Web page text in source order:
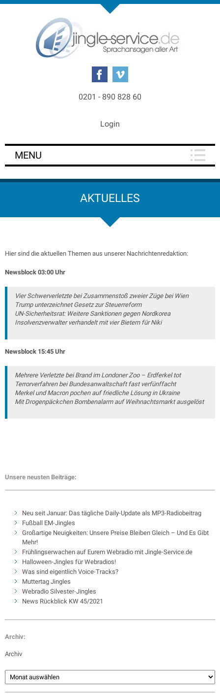
0201 - 890 828 60
Login
MENU
AKTUELLES
Hier sind die aktuellen Themen aus unserer Nachrichtenredaktion:
Newsblock 03:00 Uhr
Vier Schwerverletzte bei Zusammenstoß zweier Züge bei Wien
Trump unterzeichnet Gesetz zur Steuerreform
UN-Sicherheitsrat: Weitere Sanktionen gegen Nordkorea
Insolvenzverwalter verhandelt mit vier Bietern für Niki
Newsblock 15:45 Uhr
Mehrere Verletzte bei Brand im Londoner Zoo – Erdferkel tot
Terrorverfahren bei Bundesanwaltschaft fast verfünffacht
Merkel und Macron pochen auf friedliche Lösung in Ukraine
Mit Drogenpäckchen Bombenalarm auf Weihnachtsmarkt ausgelöst
Unsere neusten Beiträge:
Neu seit Januar: Das tägliche Daily-Update als MP3-Radiobeitrag
Fußball EM-Jingles
Großartige Neuigkeiten: Unsere Preise Bleiben Gleich – Und Es Gibt
Mehr!
Frühlingserwachen auf Eurem Webradio mit Jingle-Service.de
Halloween-Jingles für Webradios!
Was sind eigentlich Voice-Tracks?
Muttertag Jingles
Webradio Silvester-Jingles
News Rückblick KW 45/2021
Archiv:
Archiv